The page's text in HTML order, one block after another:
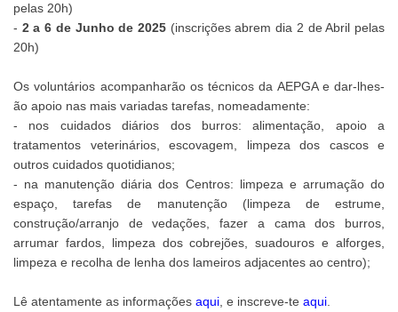
pelas 20h)
- 2 a 6 de Junho de 2025 (inscrições abrem dia 2 de Abril pelas
20h)
Os voluntários acompanharão os técnicos da AEPGA e dar-lhes-
ão apoio nas mais variadas tarefas, nomeadamente:
- nos cuidados diários dos burros: alimentação, apoio a
tratamentos veterinários, escovagem, limpeza dos cascos e
outros cuidados quotidianos;
- na manutenção diária dos Centros: limpeza e arrumação do
espaço, tarefas de manutenção (limpeza de estrume,
construção/arranjo de vedações, fazer a cama dos burros,
arrumar fardos, limpeza dos cobrejões, suadouros e alforges,
limpeza e recolha de lenha dos lameiros adjacentes ao centro);
Lê atentamente as informações aqui , e inscreve-te aqui